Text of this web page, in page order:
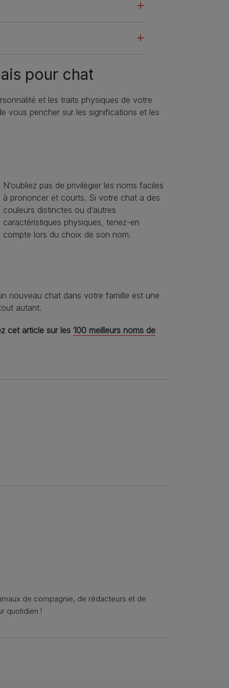
pour chat
et les traits physiques de votre
vous pencher sur les significations et les
N’oubliez pas de privilégier les noms faciles
à prononcer et courts. Si votre chat a des
couleurs distinctes ou d’autres
caractéristiques physiques, tenez-en
compte lors du choix de son nom.
nouveau chat dans votre famille est une
autant.
cet article sur les 100 meilleurs noms de
de compagnie, de rédacteurs et de
quotidien !